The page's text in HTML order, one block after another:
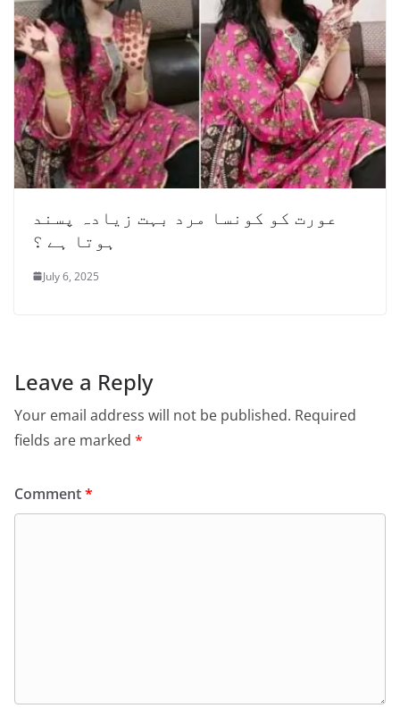
عورت کو کونسا مرد بہت زیادہ پسند
ہوتا ہے ؟
July 6, 2025
Leave a Reply
Your email address will not be published. Required
fields are marked *
Comment*